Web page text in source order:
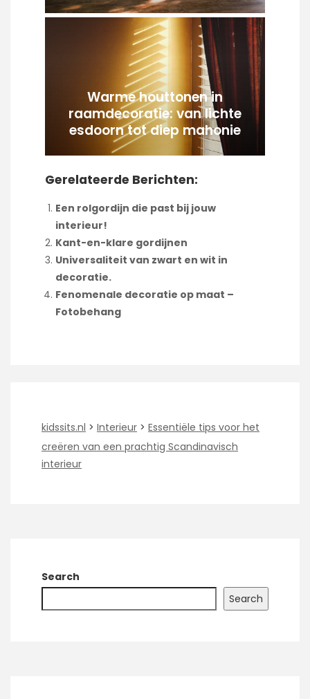
Warme houttonen in
raamdecoratie: van lichte
esdoorn tot diep mahonie
Gerelateerde Berichten:
Een rolgordijn die past bij jouw
interieur!
Kant-en-klare gordijnen
Universaliteit van zwart en wit in
decoratie.
Fenomenale decoratie op maat –
Fotobehang
kidssits.nl > Interieur > Essentiële tips voor het
creëren van een prachtig Scandinavisch
interieur
Search
Search